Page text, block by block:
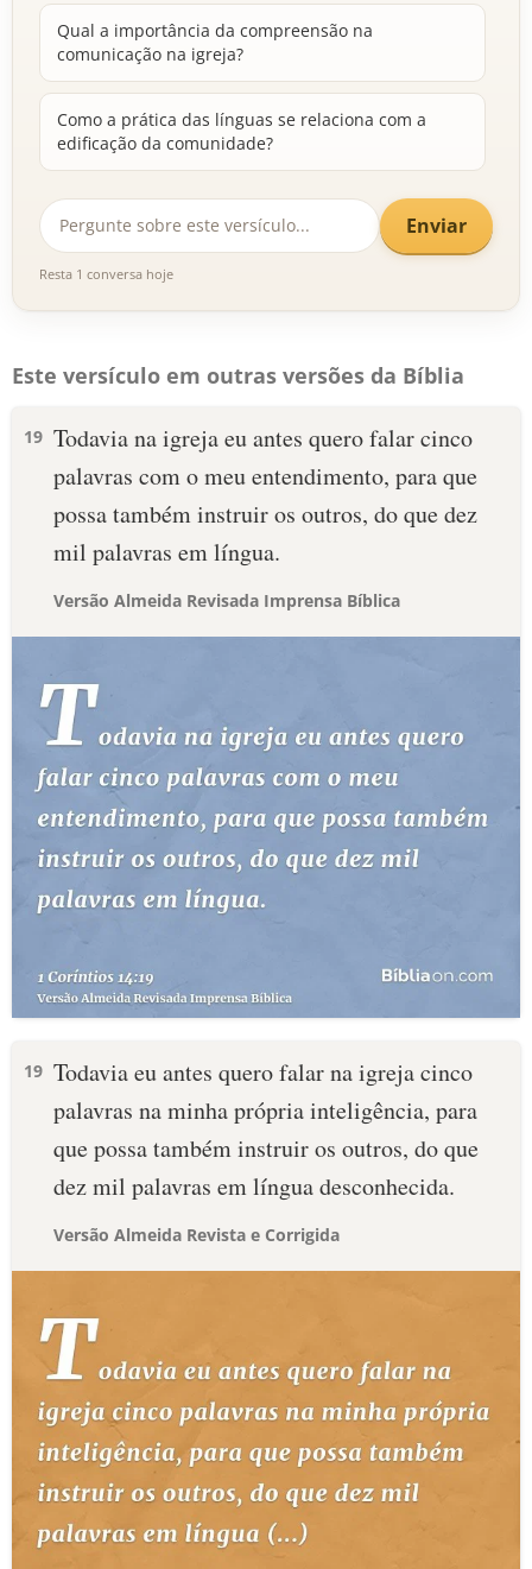
Qual a importância da compreensão na
comunicação na igreja?
Como a prática das línguas se relaciona com a
edificação da comunidade?
Enviar
Resta 1 conversa hoje
Este versículo em outras versões da Bíblia
19 Todavia na igreja eu antes quero falar cinco
palavras com o meu entendimento, para que
possa também instruir os outros, do que dez
mil palavras em língua.
Versão Almeida Revisada Imprensa Bíblica
19 Todavia eu antes quero falar na igreja cinco
palavras na minha própria inteligência, para
que possa também instruir os outros, do que
dez mil palavras em língua desconhecida.
Versão Almeida Revista e Corrigida